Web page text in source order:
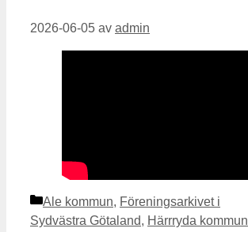
2026-06-05 av admin
Kategorier
Ale kommun, Föreningsarkivet i
Sydvästra Götaland, Härrryda kommun